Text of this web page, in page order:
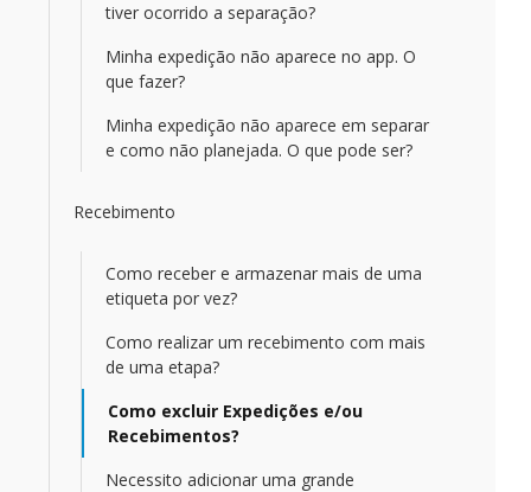
tiver ocorrido a separação?
Minha expedição não aparece no app. O
que fazer?
Minha expedição não aparece em separar
e como não planejada. O que pode ser?
Recebimento
Como receber e armazenar mais de uma
etiqueta por vez?
Como realizar um recebimento com mais
de uma etapa?
Como excluir Expedições e/ou
Recebimentos?
Necessito adicionar uma grande